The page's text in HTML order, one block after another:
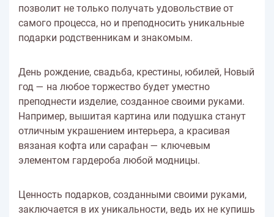
позволит не только получать удовольствие от
самого процесса, но и преподносить уникальные
подарки родственникам и знакомым.
День рождение, свадьба, крестины, юбилей, Новый
год — на любое торжество будет уместно
преподнести изделие, созданное своими руками.
Например, вышитая картина или подушка станут
отличным украшением интерьера, а красивая
вязаная кофта или сарафан — ключевым
элементом гардероба любой модницы.
Ценность подарков, созданными своими руками,
заключается в их уникальности, ведь их не купишь